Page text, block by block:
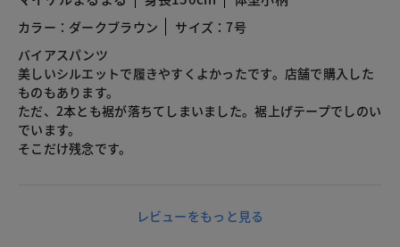
カラー：ダークブラウン
サイズ：7号
バイアスパンツ
美しいシルエットで履きやすくよかったです。店舗で購入した
ものもあります。
ただ、2本とも裾が落ちてしまいました。裾上げテープでしのい
でいます。
そこだけ残念です。
レビューをもっと見る